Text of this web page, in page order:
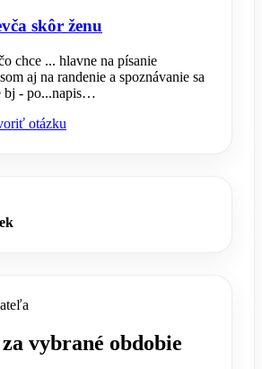
skôr ženu
chce ... hlavne na písanie
aj na randenie a spoznávanie sa
bj - po...napis…
otázku
vybrané obdobie